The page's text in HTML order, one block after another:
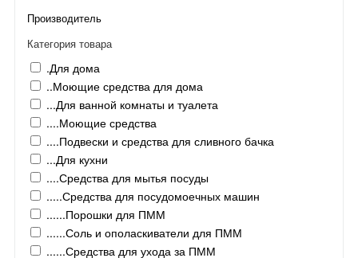
Производитель
Категория товара
.Для дома
..Моющие средства для дома
...Для ванной комнаты и туалета
....Моющие средства
....Подвески и средства для сливного бачка
...Для кухни
....Средства для мытья посуды
.....Средства для посудомоечных машин
......Порошки для ПММ
......Соль и ополаскиватели для ПММ
......Средства для ухода за ПММ